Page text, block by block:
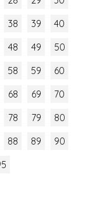
38 39
40
48 49
50
58 59
60
68 69
70
78 79
80
88 89
90